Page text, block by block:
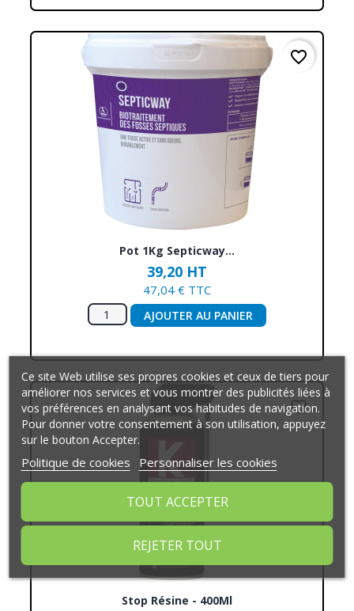
Pot 1Kg Septicway...
39,20 HT
47,04 € TTC
AJOUTER AU PANIER
favorite_border
Stop Résine - 400Ml
favorite_border
Ce site Web utilise ses propres cookies et ceux de tiers pour
améliorer nos services et vous montrer des publicités liées à
vos préférences en analysant vos habitudes de navigation.
Pour donner votre consentement à son utilisation, appuyez
sur le bouton Accepter.
Politique de cookies Personnaliser les cookies
REJETER TOUT
TOUT ACCEPTER